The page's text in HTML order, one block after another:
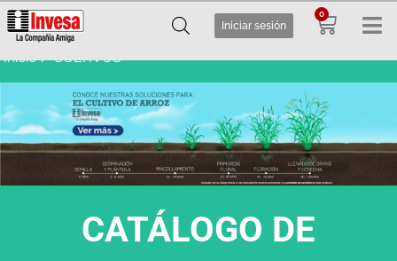
Iniciar sesión
0
Inicio/ CULTIVOS
CATÁLOGO DE